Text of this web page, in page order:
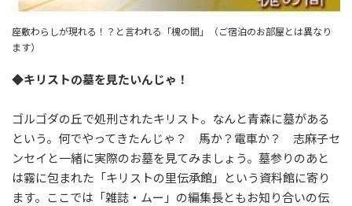
座敷わらしが現れる！？と言われる「槐の間」（ご宿泊のお部屋とは異なり
ます）
◆キリストの墓を見たいんじゃ！
ゴルゴダの丘で処刑されたキリスト。なんと青森に墓がある
という。何でやってきたんじゃ？ 馬か？電車か？ 志麻子セ
ンセイと一緒に実際のお墓を見てみましょう。墓参りのあと
は霧に包まれた「キリストの里伝承館」という資料館に寄り
ます。ここでは「雑誌・ムー」の編集長ともお知り合いの伝